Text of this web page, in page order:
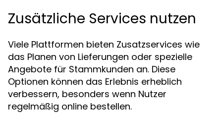
Zusätzliche Services nutzen
Viele Plattformen bieten Zusatzservices wie
das Planen von Lieferungen oder spezielle
Angebote für Stammkunden an. Diese
Optionen können das Erlebnis erheblich
verbessern, besonders wenn Nutzer
regelmäßig online bestellen.